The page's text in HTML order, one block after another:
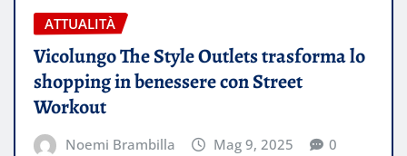
ATTUALITÀ
Vicolungo The Style Outlets trasforma lo
shopping in benessere con Street
Workout
Noemi Brambilla Mag 9, 2025 0